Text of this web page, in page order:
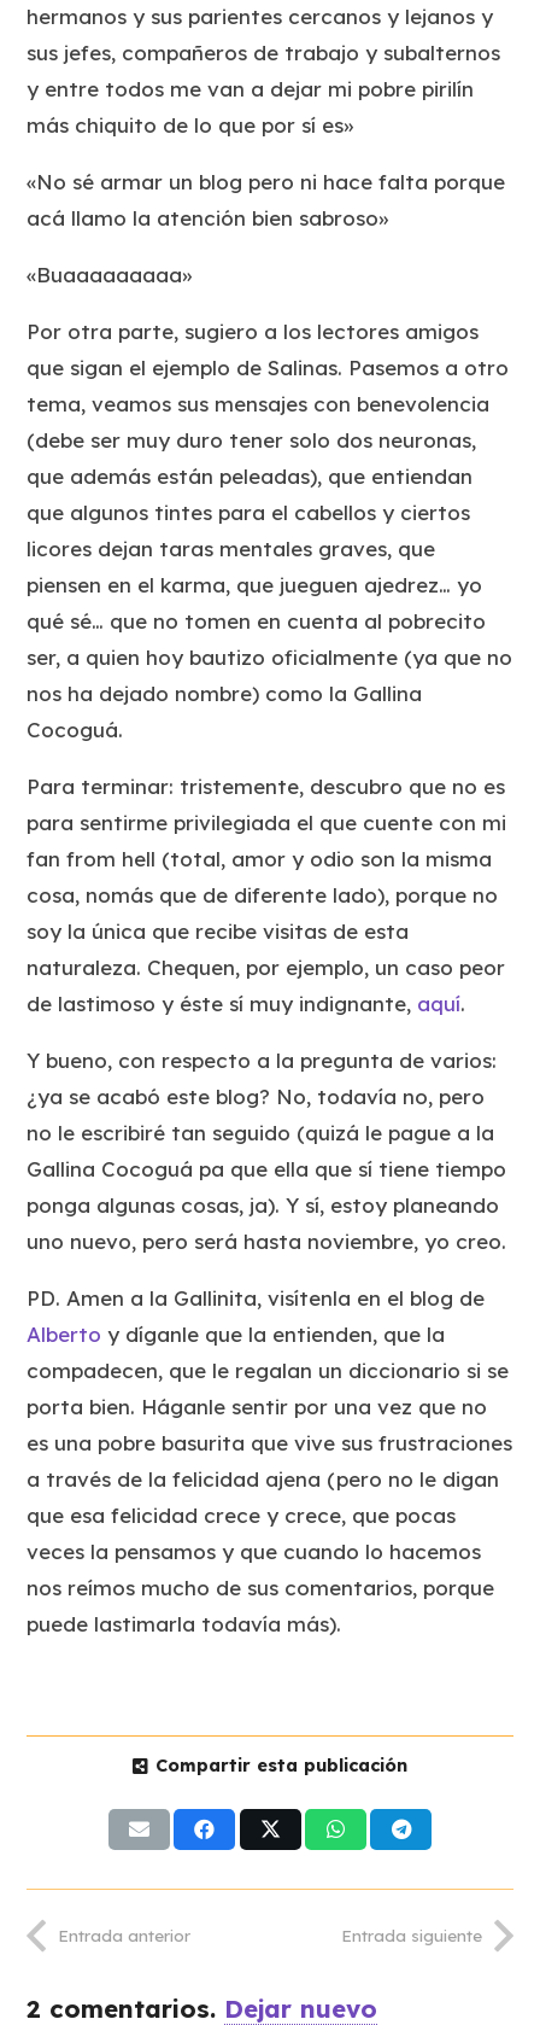
hermanos y sus parientes cercanos y lejanos y
sus jefes, compañeros de trabajo y subalternos
y entre todos me van a dejar mi pobre pirilín
más chiquito de lo que por sí es»
«No sé armar un blog pero ni hace falta porque
acá llamo la atención bien sabroso»
«Buaaaaaaaaa»
Por otra parte, sugiero a los lectores amigos
que sigan el ejemplo de Salinas. Pasemos a otro
tema, veamos sus mensajes con benevolencia
(debe ser muy duro tener solo dos neuronas,
que además están peleadas), que entiendan
que algunos tintes para el cabellos y ciertos
licores dejan taras mentales graves, que
piensen en el karma, que jueguen ajedrez… yo
qué sé… que no tomen en cuenta al pobrecito
ser, a quien hoy bautizo oficialmente (ya que no
nos ha dejado nombre) como la Gallina
Cocoguá.
Para terminar: tristemente, descubro que no es
para sentirme privilegiada el que cuente con mi
fan from hell (total, amor y odio son la misma
cosa, nomás que de diferente lado), porque no
soy la única que recibe visitas de esta
naturaleza. Chequen, por ejemplo, un caso peor
de lastimoso y éste sí muy indignante, aquí.
Y bueno, con respecto a la pregunta de varios:
¿ya se acabó este blog? No, todavía no, pero
no le escribiré tan seguido (quizá le pague a la
Gallina Cocoguá pa que ella que sí tiene tiempo
ponga algunas cosas, ja). Y sí, estoy planeando
uno nuevo, pero será hasta noviembre, yo creo.
PD. Amen a la Gallinita, visítenla en el blog de
Alberto y díganle que la entienden, que la
compadecen, que le regalan un diccionario si se
porta bien. Háganle sentir por una vez que no
es una pobre basurita que vive sus frustraciones
a través de la felicidad ajena (pero no le digan
que esa felicidad crece y crece, que pocas
veces la pensamos y que cuando lo hacemos
nos reímos mucho de sus comentarios, porque
puede lastimarla todavía más).
Compartir esta publicación
Entrada anterior Entrada siguiente
2 comentarios. Dejar nuevo